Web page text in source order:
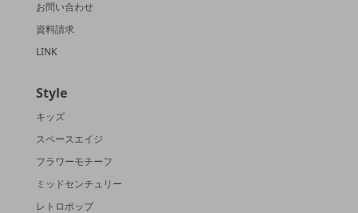
お問い合わせ
資料請求
LINK
Style
キッズ
スペースエイジ
フラワーモチーフ
ミッドセンチュリー
レトロポップ